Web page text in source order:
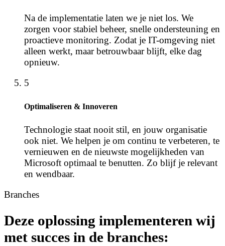
Na de implementatie laten we je niet los. We
zorgen voor stabiel beheer, snelle ondersteuning en
proactieve monitoring. Zodat je IT-omgeving niet
alleen werkt, maar betrouwbaar blijft, elke dag
opnieuw.
5
Optimaliseren & Innoveren
Technologie staat nooit stil, en jouw organisatie
ook niet. We helpen je om continu te verbeteren, te
vernieuwen en de nieuwste mogelijkheden van
Microsoft optimaal te benutten. Zo blijf je relevant
en wendbaar.
Branches
Deze oplossing implementeren wij
met succes in de branches: